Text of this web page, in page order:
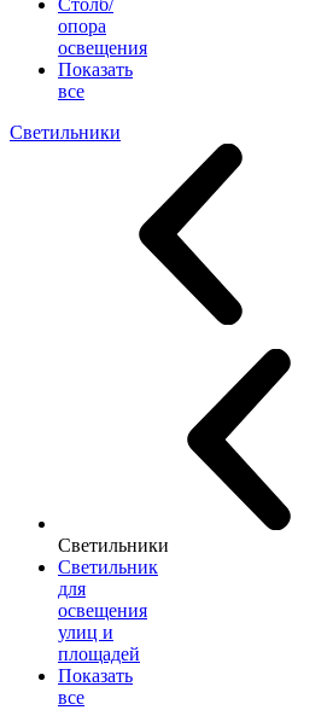
Столб/
опора
освещения
Показать
все
Светильники
Светильники
Светильник
для
освещения
улиц и
площадей
Показать
все